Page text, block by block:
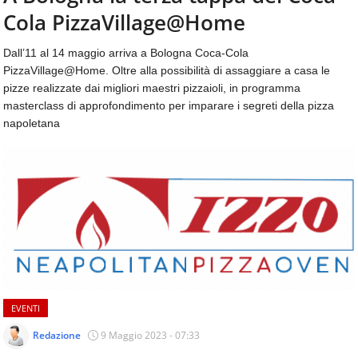
aggiornamenti
quotidiani
temi
come
ospitalità,
ristorazione,
food
catering
e
articoli
quotidiani
mondo
dell'alimentazione,
consumi
fuoricasa,
del
CONTATTI
Cola PizzaVillage@Home
Dall’11 al 14 maggio arriva a Bologna Coca-Cola
PizzaVillage@Home. Oltre alla possibilità di assaggiare a casa le
pizze realizzate dai migliori maestri pizzaioli, in programma
masterclass di approfondimento per imparare i segreti della pizza
napoletana
EVENTI
Redazione 9 Maggio 2023 - 07:33